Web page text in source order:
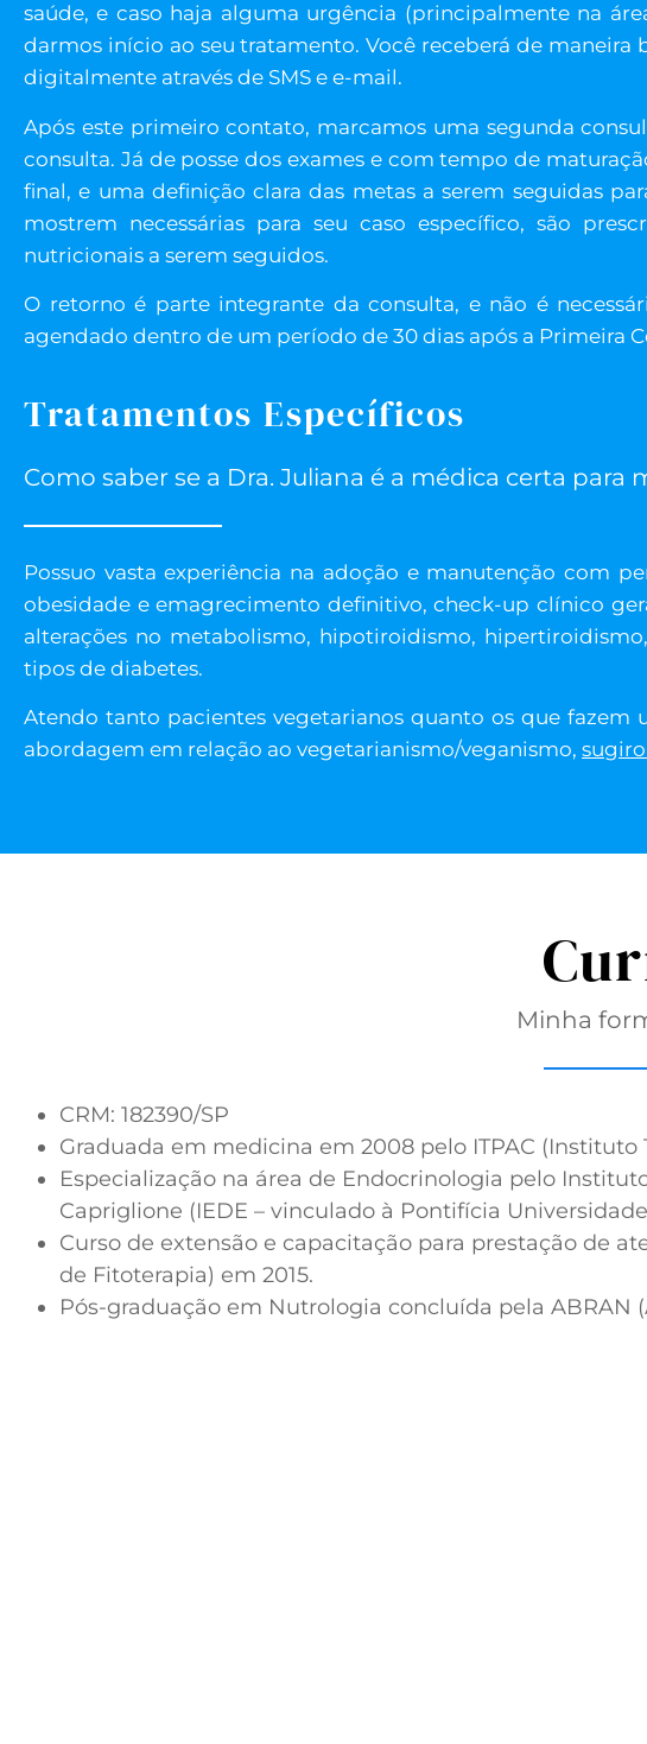
saúde, e caso haja alguma urgência (principalmente na
darmos início ao seu tratamento. Você receberá de maneira
digitalmente através de SMS e e-mail.
Após este primeiro contato, marcamos uma segunda
consulta. Já de posse dos exames e com tempo de
final, e uma definição clara das metas a serem seguidas
mostrem necessárias para seu caso específico, são
nutricionais a serem seguidos.
O retorno é parte integrante da consulta, e não é
agendado dentro de um período de 30 dias após a Primeira
Tratamentos Específicos
Como saber se a Dra. Juliana é a médica certa para
Possuo vasta experiência na adoção e manutenção com
obesidade e emagrecimento definitivo, check-up clínico
alterações no metabolismo, hipotiroidismo,
tipos de diabetes.
Atendo tanto pacientes vegetarianos quanto os que fazem
abordagem em relação ao vegetarianismo/veganismo,
Minha
CRM: 182390/SP
Graduada em medicina em 2008 pelo ITPAC
Especialização na área de Endocrinologia pelo
Capriglione (IEDE – vinculado à Pontifícia
Curso de extensão e capacitação para prestação de
de Fitoterapia) em 2015.
Pós-graduação em Nutrologia concluída pela ABRAN